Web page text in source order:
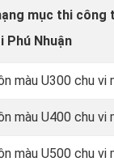
mục thi công
Phú Nhuận
màu U300 chu
màu U400 chu
màu U500 chu